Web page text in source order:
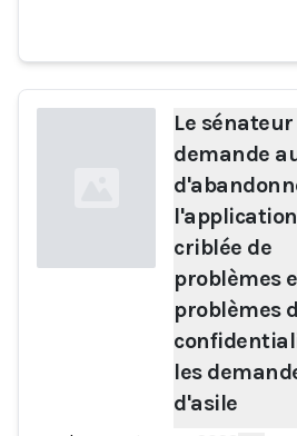
Le
demande
criblée de
problèmes
problèmes
les
d'asile